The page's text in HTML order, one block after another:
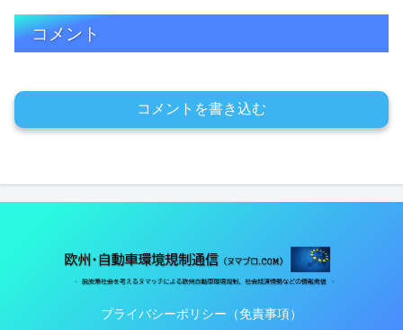
コメント
コメントを書き込む
プライバシーポリシー（免責事項）